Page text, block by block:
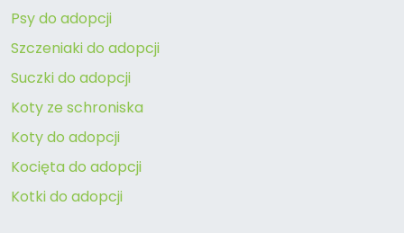
Psy do adopcji
Szczeniaki do adopcji
Suczki do adopcji
Koty ze schroniska
Koty do adopcji
Kocięta do adopcji
Kotki do adopcji